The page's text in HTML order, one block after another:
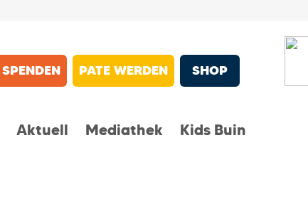
SPENDEN PATE WERDEN SHOP
Aktuell Mediathek Kids Buin